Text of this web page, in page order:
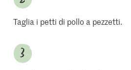
Taglia i petti di pollo a pezzetti.